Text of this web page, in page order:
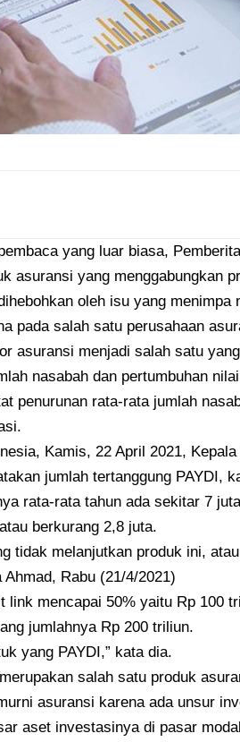
yang luar biasa,
asuransi yang menggabungkan
oleh isu yang menimpa
pada salah satu perusahaan
asuransi menjadi salah satu
nasabah dan pertumbuhan
penurunan rata-rata jumlah
Kamis, 22 April 2021,
jumlah tertanggung PAYDI,
rata-rata tahun ada sekitar 7
berkurang 2,8 juta.
tidak melanjutkan produk ini,
Rabu (21/4/2021)
link mencapai 50% yaitu Rp 100
jumlahnya Rp 200 triliun.
yang PAYDI,” kata dia.
salah satu produk
asuransi karena ada unsur
aset investasinya di pasar